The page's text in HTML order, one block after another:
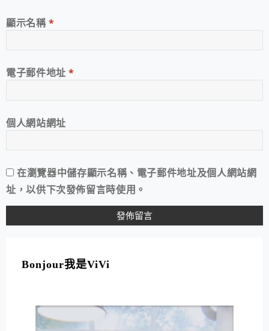
顯示名稱*
電子郵件地址*
個人網站網址
在瀏覽器中儲存顯示名稱、電子郵件地址及個人網站網
址，以供下次發佈留言時使用。
Bonjour我是ViVi